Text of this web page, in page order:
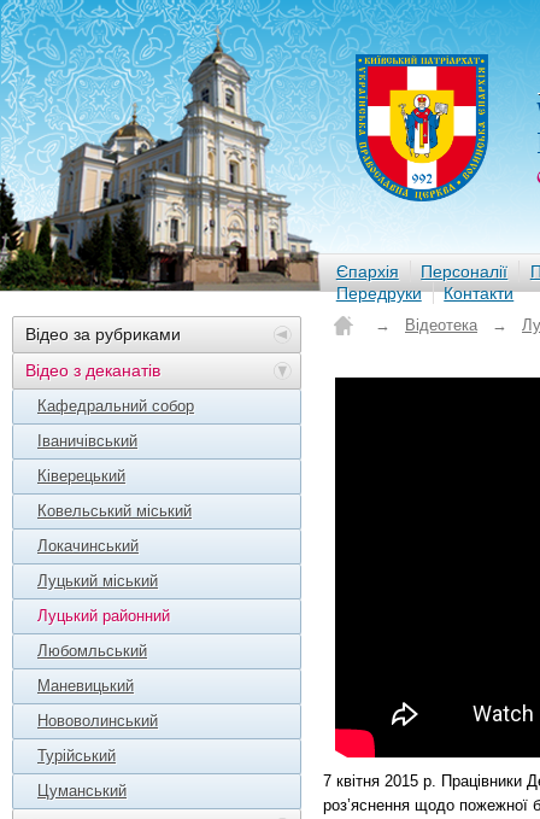
Єпархія Персоналії
Передруки
Контакти
Відео за рубриками
Відео з деканатів
Кафедральний собор
Іваничівський
Ківерецький
Ковельський міський
Локачинський
Луцький міський
Луцький районний
Любомльський
Маневицький
Нововолинський
Турійський
Цуманський
→ Відеотека →
7 квітня 2015 р. Працівники
роз’яснення щодо пожежної